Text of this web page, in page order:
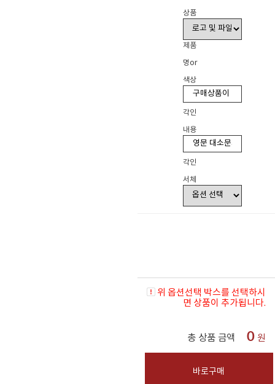
상품
제품
명or
색상
각인
내용
각인
서체
위 옵션선택 박스를 선택하시
면 상품이 추가됩니다.
총 상품 금액 0 원
바로구매